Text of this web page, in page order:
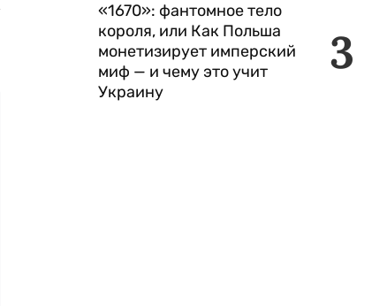
3
«1670»: фантомное тело
короля, или Как Польша
монетизирует имперский
миф — и чему это учит
Украину